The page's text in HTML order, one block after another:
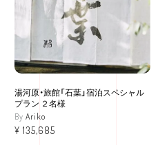
湯河原・旅館「石葉」宿泊スペシャル
プラン ２名様
Ariko
¥ 135,685